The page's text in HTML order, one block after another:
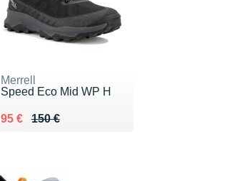
Merrell
Speed Eco Mid WP H
150 €
Au lieu de 150 €
95 €
Vendu 95 €